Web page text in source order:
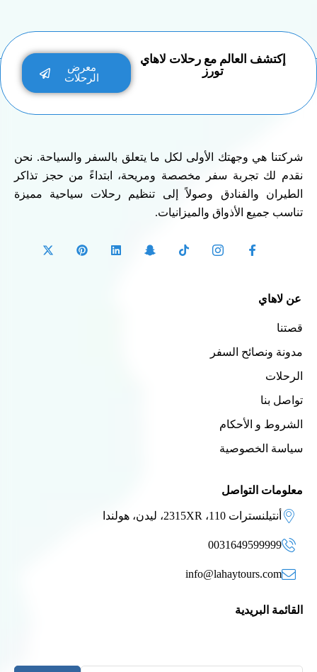
إكتشف العالم مع رحلات لاهاي
تورز
معرض
الرحلات
شركتنا هي وجهتك الأولى لكل ما يتعلق بالسفر والسياحة. نحن
نقدم لك تجربة سفر مخصصة ومريحة، ابتداءً من حجز تذاكر
الطيران والفنادق وصولاً إلى تنظيم رحلات سياحية مميزة
تناسب جميع الأذواق والميزانيات.
عن لاهاي
قصتنا
مدونة ونصائح السفر
الرحلات
تواصل بنا
الشروط و الأحكام
سياسة الخصوصية
معلومات التواصل
أنتيلنسترات 110، 2315XR، ليدن، هولندا
0031649599999
info@lahaytours.com
القائمة البريدية